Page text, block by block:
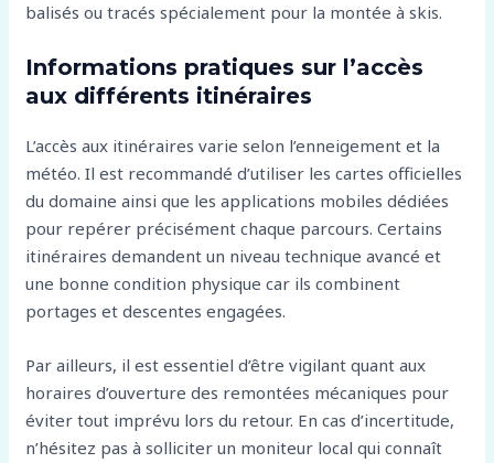
balisés ou tracés spécialement pour la montée à skis.
Informations pratiques sur l’accès
aux différents itinéraires
L’accès aux itinéraires varie selon l’enneigement et la
météo. Il est recommandé d’utiliser les cartes officielles
du domaine ainsi que les applications mobiles dédiées
pour repérer précisément chaque parcours. Certains
itinéraires demandent un niveau technique avancé et
une bonne condition physique car ils combinent
portages et descentes engagées.
Par ailleurs, il est essentiel d’être vigilant quant aux
horaires d’ouverture des remontées mécaniques pour
éviter tout imprévu lors du retour. En cas d’incertitude,
n’hésitez pas à solliciter un moniteur local qui connaît